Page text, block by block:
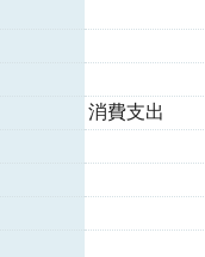
消費支出